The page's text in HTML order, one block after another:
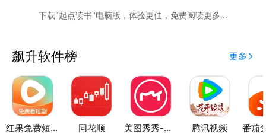
下载"起点读书"电脑版，体验更佳，免费阅读更多...
飙升软件榜 更多
红果免费短剧 同花顺 美图秀秀-视频/图片/Live人像精修工具 腾讯视频